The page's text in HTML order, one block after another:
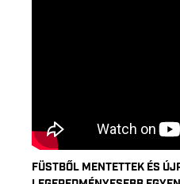
FÜSTBŐL MENTETTEK ÉS